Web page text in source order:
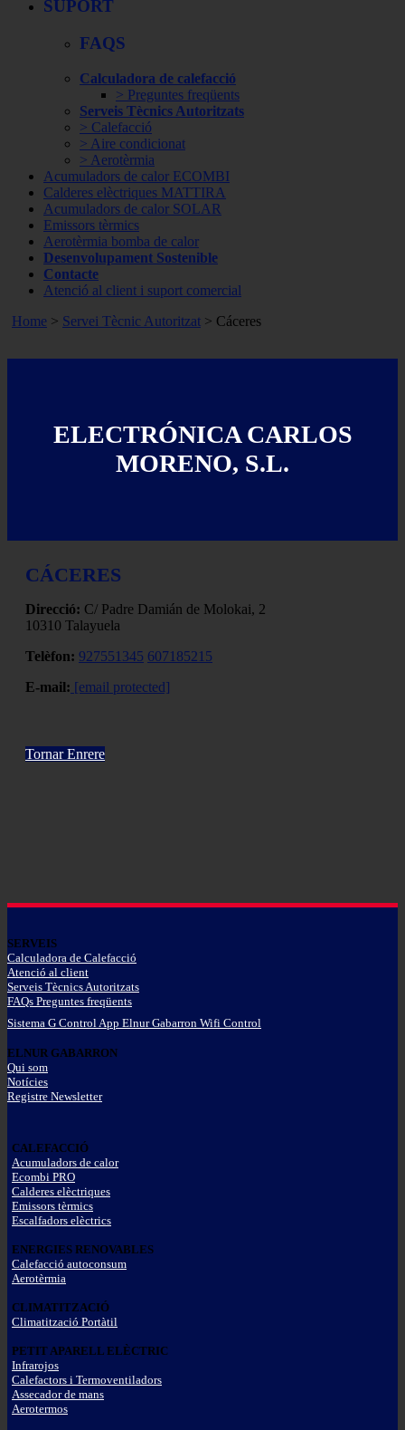
SUPORT
FAQS
Calculadora de calefacció
> Preguntes freqüents
Serveis Tècnics Autoritzats
> Calefacció
> Aire condicionat
> Aerotèrmia
Acumuladors de calor ECOMBI
Calderes elèctriques MATTIRA
Acumuladors de calor SOLAR
Emissors tèrmics
Aerotèrmia bomba de calor
Desenvolupament Sostenible
Contacte
Atenció al client i suport comercial
Home > Servei Tècnic Autoritzat > Cáceres
ELECTRÓNICA CARLOS
MORENO, S.L.
CÁCERES
Direcció: C/ Padre Damián de Molokai, 2
10310 Talayuela
Telèfon: 927551345 607185215
E-mail: [email protected]
Tornar Enrere
SERVEIS
Calculadora de Calefacció
Atenció al client
Serveis Tècnics Autoritzats
FAQs Preguntes freqüents
Sistema G Control App Elnur Gabarron Wifi Control
ELNUR GABARRON
Qui som
Notícies
Registre Newsletter
CALEFACCIÓ
Acumuladors de calor
Ecombi PRO
Calderes elèctriques
Emissors tèrmics
Escalfadors elèctrics
ENERGIES RENOVABLES
Calefacció autoconsum
Aerotèrmia
CLIMATITZACIÓ
Climatització Portàtil
PETIT APARELL ELÈCTRIC
Infrarojos
Calefactors i Termoventiladors
Assecador de mans
Aerotermos